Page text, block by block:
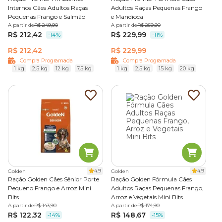
e pode ser combinada com a ração seca para variar o sabor
e deixar a alimentação mais interessante.
Disponível nas categorias Premium e Super Premium
ou precisam de refeições mais apetitosas, trazendo mais
variedade e praticidade para as refeições.
Ração natural
ração natural para cães
se destaca por utilizar
composições sem corantes, conservantes artificiais ou
transgênicos.
Com ingredientes selecionados, as rações naturais
costumam incluir carnes frescas, legumes, frutas e cereais
integrais, o que favorece melhor aproveitamento dos
nutrientes e maior digestibilidade.
São alimentos que geralmente fazem parte das categorias
Premium Especial ou Super Premium Natural,
Internos Cães Adultos Raças
Pequenas Frango e Salmão
A partir deR$ 249,90
R$ 212,42 -14%
R$ 212,42
Compra Programada
1 kg
2,5 kg 12 kg 7,5 kg
Adultos Raças Pequenas Frango
e Mandioca
A partir deR$ 259,90
R$ 229,99 -11%
R$ 229,99
Compra Programada
1 kg
2,5 kg 15 kg 20 kg
Golden 4.9
Ração Golden Cães Sênior Porte
Pequeno Frango e Arroz Mini
Bits
A partir deR$ 143,90
R$ 122,32 -14%
Golden 4.9
Ração Golden Fórmula Cães
Adultos Raças Pequenas Frango,
Arroz e Vegetais Mini Bits
A partir deR$ 174,90
R$ 148,67 -15%